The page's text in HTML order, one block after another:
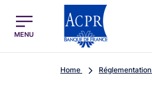
ACPR Menu Principal (English)
MENU
Home Réglementation